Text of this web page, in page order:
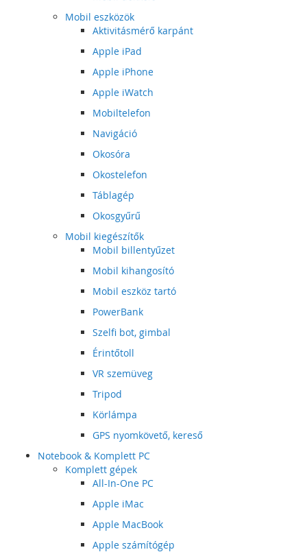
Mobil eszközök
Aktivitásmérő karpánt
Apple iPad
Apple iPhone
Apple iWatch
Mobiltelefon
Navigáció
Okosóra
Okostelefon
Táblagép
Okosgyűrű
Mobil kiegészítők
Mobil billentyűzet
Mobil kihangosító
Mobil eszköz tartó
PowerBank
Szelfi bot, gimbal
Érintőtoll
VR szemüveg
Tripod
Körlámpa
GPS nyomkövető, kereső
Notebook & Komplett PC
Komplett gépek
All-In-One PC
Apple iMac
Apple MacBook
Apple számítógép